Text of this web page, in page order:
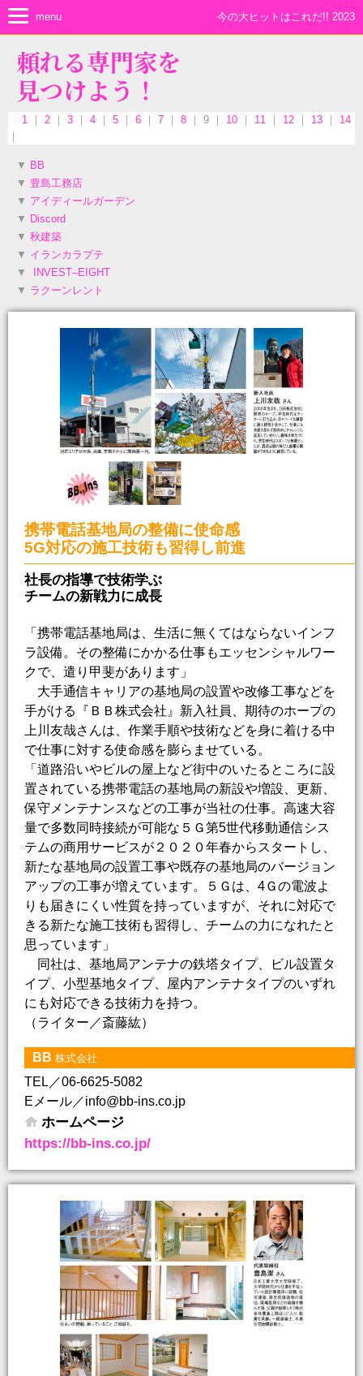
menu 今の大ヒットはこれだ!! 2023
頼れる専門家を
見つけよう！
1 2 3 4 5 6 7 8 ｜ 9 ｜ 10 11 12 13
14
▼ BB
▼ 豊島工務店
▼ アイディールガーデン
▼ Discord
▼ 秋建築
▼ イランカラプテ
▼
INVEST–EIGHT
▼ ラクーンレント
携帯電話基地局の整備に使命感
5G対応の施工技術も習得し前進
社長の指導で技術学ぶ
チームの新戦力に成長
「携帯電話基地局は、生活に無くてはならないインフ
ラ設備。その整備にかかる仕事もエッセンシャルワー
クで、遣り甲斐があります」
大手通信キャリアの基地局の設置や改修工事などを
手がける『ＢＢ株式会社』新入社員、期待のホープの
上川友哉さんは、作業手順や技術などを身に着ける中
で仕事に対する使命感を膨らませている。
「道路沿いやビルの屋上など街中のいたるところに設
置されている携帯電話の基地局の新設や増設、更新、
保守メンテナンスなどの工事が当社の仕事。高速大容
量で多数同時接続が可能な５Ｇ第5世代移動通信シス
テムの商用サービスが２０２０年春からスタートし、
新たな基地局の設置工事や既存の基地局のバージョン
アップの工事が増えています。５Ｇは、4Ｇの電波よ
りも届きにくい性質を持っていますが、それに対応で
きる新たな施工技術も習得し、チームの力になれたと
思っています」
同社は、基地局アンテナの鉄塔タイプ、ビル設置タ
イプ、小型基地タイプ、屋内アンテナタイプのいずれ
にも対応できる技術力を持つ。
（ライター／斎藤紘）
BB 株式会社
TEL／06-6625-5082
Eメール／info@bb-ins.co.jp
ホームページ
https://bb-ins.co.jp/